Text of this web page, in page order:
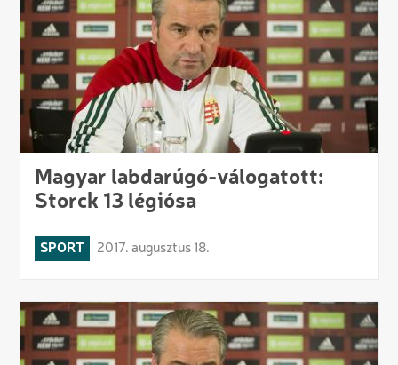
Magyar labdarúgó-válogatott:
Storck 13 légiósa
SPORT 2017. augusztus 18.